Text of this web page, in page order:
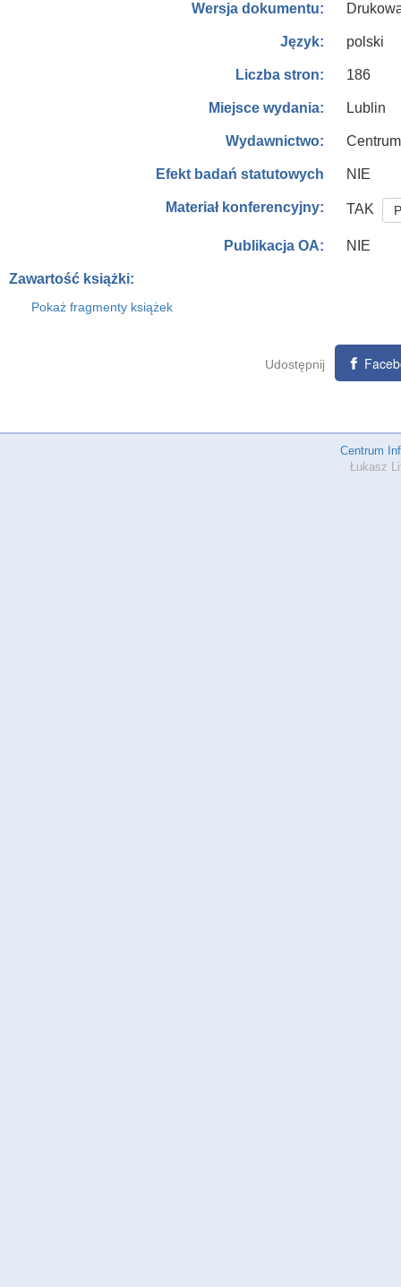
Wersja dokumentu:
Język: polski
Liczba stron: 186
Miejsce wydania: Lublin
Wydawnictwo:
Efekt badań statutowych NIE
Materiał konferencyjny: TAK
Publikacja OA: NIE
Zawartość książki:
Pokaż fragmenty książek
Udostępnij
Centrum
Łukasz